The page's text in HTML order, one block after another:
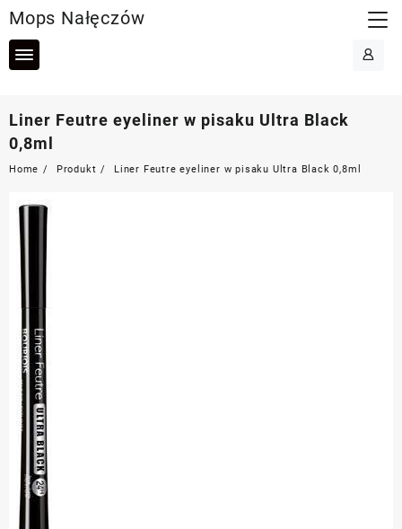
to
content
Mops Nałęczów
Liner Feutre eyeliner w pisaku Ultra Black
0,8ml
Home Produkt Liner Feutre eyeliner w pisaku Ultra Black 0,8ml